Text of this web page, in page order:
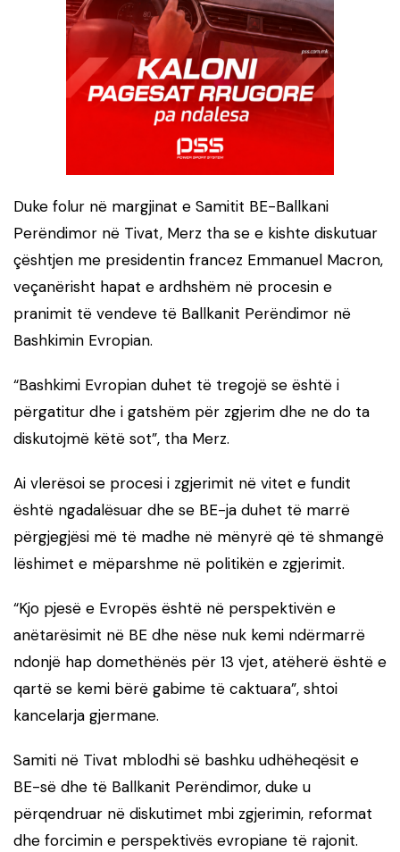
Duke folur në margjinat e Samitit BE-Ballkani
Perëndimor në Tivat, Merz tha se e kishte diskutuar
çështjen me presidentin francez Emmanuel Macron,
veçanërisht hapat e ardhshëm në procesin e
pranimit të vendeve të Ballkanit Perëndimor në
Bashkimin Evropian.
“Bashkimi Evropian duhet të tregojë se është i
përgatitur dhe i gatshëm për zgjerim dhe ne do ta
diskutojmë këtë sot”, tha Merz.
Ai vlerësoi se procesi i zgjerimit në vitet e fundit
është ngadalësuar dhe se BE-ja duhet të marrë
përgjegjësi më të madhe në mënyrë që të shmangë
lëshimet e mëparshme në politikën e zgjerimit.
“Kjo pjesë e Evropës është në perspektivën e
anëtarësimit në BE dhe nëse nuk kemi ndërmarrë
ndonjë hap domethënës për 13 vjet, atëherë është e
qartë se kemi bërë gabime të caktuara”, shtoi
kancelarja gjermane.
Samiti në Tivat mblodhi së bashku udhëheqësit e
BE-së dhe të Ballkanit Perëndimor, duke u
përqendruar në diskutimet mbi zgjerimin, reformat
dhe forcimin e perspektivës evropiane të rajonit.